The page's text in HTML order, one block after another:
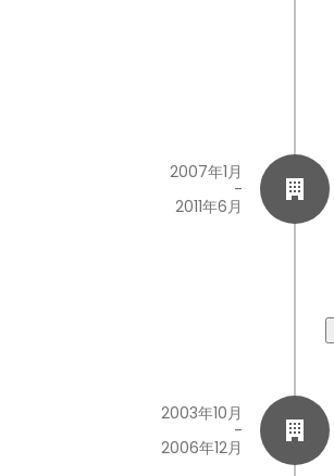
2007年1月
-
2011年6月
2003年10月
-
2006年12月